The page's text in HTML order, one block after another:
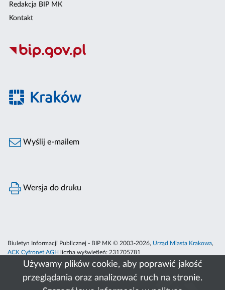
Używamy plików cookie, aby poprawić jakość
przeglądania oraz analizować ruch na stronie.
Redakcja BIP MK
Kontakt
Wyślij e-mailem
Wersja do druku
Biuletyn Informacji Publicznej - BIP MK © 2003-2026, Urząd Miasta Krakowa,
ACK Cyfronet AGH
liczba wyświetleń: 231705781